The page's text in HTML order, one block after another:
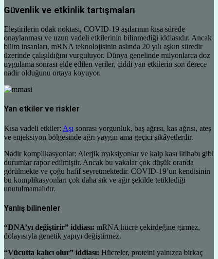
Güvenlik ve etkinlik tartışmaları
Eleştirilerin odak noktası, COVID-19 aşılarının kısa sürede
onaylanması ve uzun vadeli etkilerinin bilinmediği iddiasıdır. Ancak
bilim insanları, mRNA teknolojisinin aslında 20 yılı aşkın süredir
üzerinde çalışıldığını vurguluyor. Dünya genelinde milyonlarca doz
uygulama sonrası elde edilen veriler, ciddi yan etkilerin son derece
nadir olduğunu ortaya koyuyor.
Yan etkiler ve riskler
Kısa vadeli etkiler: Aşı sonrası yorgunluk, baş ağrısı, kas ağrısı, ateş
ve enjeksiyon bölgesinde ağrı yaygın ama geçici şikâyetlerdir.
Nadir komplikasyonlar: Alerjik reaksiyonlar ve kalp kası iltihabı gibi
durumlar rapor edilmiştir. Ancak bu vakalar çok düşük oranda
görülmekte ve çoğu hafif seyretmektedir. COVID-19’un kendisinin
bu komplikasyonları çok daha sık ve ağır şekilde tetiklediği
unutulmamalıdır.
Yanlış bilinenler
“DNA’yı değiştirir” iddiası: mRNA hücre çekirdeğine girmez,
dolayısıyla genetik yapıyı değiştirmez.
“Vücutta kalıcı olur” iddiası: Hücreler, proteini yalnızca birkaç